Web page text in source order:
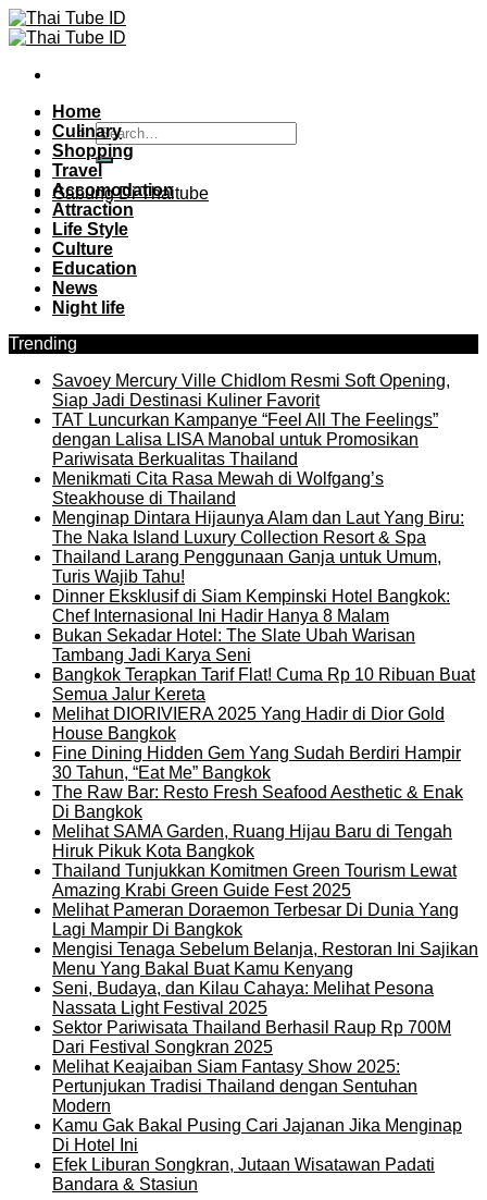
Skip
to
Gabung Di Thaitube
Home
Culinary
Shopping
Travel
Accomodation
Attraction
Life Style
Culture
Education
News
Night life
Trending
Savoey Mercury Ville Chidlom Resmi Soft Opening,
Siap Jadi Destinasi Kuliner Favorit
TAT Luncurkan Kampanye “Feel All The Feelings”
dengan Lalisa LISA Manobal untuk Promosikan
Pariwisata Berkualitas Thailand
Menikmati Cita Rasa Mewah di Wolfgang’s
Steakhouse di Thailand
Menginap Dintara Hijaunya Alam dan Laut Yang Biru:
The Naka Island Luxury Collection Resort & Spa
Thailand Larang Penggunaan Ganja untuk Umum,
Turis Wajib Tahu!
Dinner Eksklusif di Siam Kempinski Hotel Bangkok:
Chef Internasional Ini Hadir Hanya 8 Malam
Bukan Sekadar Hotel: The Slate Ubah Warisan
Tambang Jadi Karya Seni
Bangkok Terapkan Tarif Flat! Cuma Rp 10 Ribuan Buat
Semua Jalur Kereta
Melihat DIORIVIERA 2025 Yang Hadir di Dior Gold
House Bangkok
Fine Dining Hidden Gem Yang Sudah Berdiri Hampir
30 Tahun, “Eat Me” Bangkok
The Raw Bar: Resto Fresh Seafood Aesthetic & Enak
Di Bangkok
Melihat SAMA Garden, Ruang Hijau Baru di Tengah
Hiruk Pikuk Kota Bangkok
Thailand Tunjukkan Komitmen Green Tourism Lewat
Amazing Krabi Green Guide Fest 2025
Melihat Pameran Doraemon Terbesar Di Dunia Yang
Lagi Mampir Di Bangkok
Mengisi Tenaga Sebelum Belanja, Restoran Ini Sajikan
Menu Yang Bakal Buat Kamu Kenyang
Seni, Budaya, dan Kilau Cahaya: Melihat Pesona
Nassata Light Festival 2025
Sektor Pariwisata Thailand Berhasil Raup Rp 700M
Dari Festival Songkran 2025
Melihat Keajaiban Siam Fantasy Show 2025:
Pertunjukan Tradisi Thailand dengan Sentuhan
Modern
Kamu Gak Bakal Pusing Cari Jajanan Jika Menginap
Di Hotel Ini
Efek Liburan Songkran, Jutaan Wisatawan Padati
Bandara & Stasiun